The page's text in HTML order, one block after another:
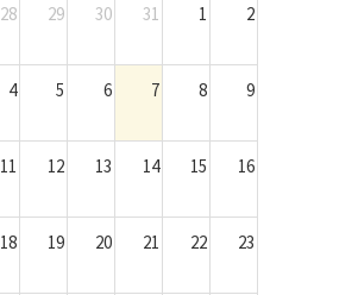
28 29 30 31 1 2
4 5 6 7 8 9
11 12 13 14 15 16
18 19 20 21 22 23